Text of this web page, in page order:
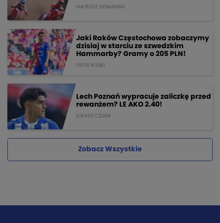
MATEUSZ DOMANSKI
Jaki Raków Częstochowa zobaczymy
dzisiaj w starciu ze szwedzkim
Hammarby? Gramy o 205 PLN!
PIOTR KOZIEL
Lech Poznań wypracuje zaliczkę przed
rewanżem? LE AKO 2.40!
ŁUKASZ CZUBA
Zobacz Wszystkie